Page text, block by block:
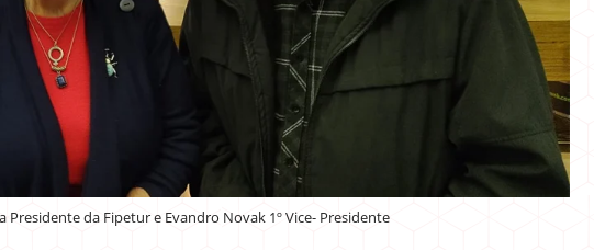
Presidente da Fipetur e Evandro Novak 1º Vice- Presidente